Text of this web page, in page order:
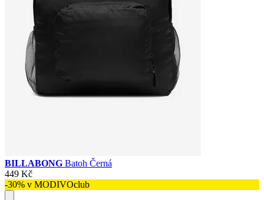
BILLABONG Batoh Černá
449 Kč
-30% v MODIVOclub